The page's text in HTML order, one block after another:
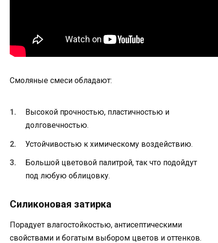
Смоляные смеси обладают:
Высокой прочностью, пластичностью и
долговечностью.
Устойчивостью к химическому воздействию.
Большой цветовой палитрой, так что подойдут
под любую облицовку.
Силиконовая затирка
Порадует влагостойкостью, антисептическими
свойствами и богатым выбором цветов и оттенков.